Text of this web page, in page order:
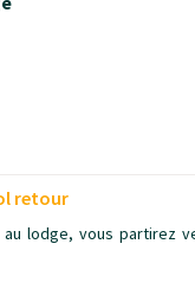
retour
lodge, vous partirez